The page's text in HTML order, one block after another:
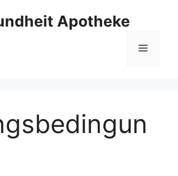
Apotheke
Menü